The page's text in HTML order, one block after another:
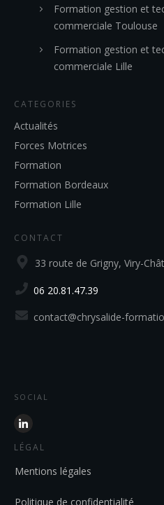
Formation gestion et
commerciale Toulouse
Formation gestion et
commerciale Lille
CATEGORIES
Actualités
Forces Motrices
Formation
Formation Bordeaux
Formation Lille
CONTACT
33 route de Grigny, Viry-
06 20.81.47.39
contact@chrysalide-
SOCIAL
LÉGAL
Mentions légales
Politique de confidentialité